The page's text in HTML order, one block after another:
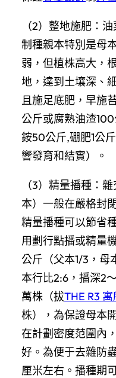
（2）整地施肥：
制種親本特別是母
弱，但植株高大，
地，達到土壤深、
且施足底肥，早施
公斤或腐熟油渣
銨50公斤,硼肥1公
響發育和結實）。
（3）精量播種：
本）一般在嚴格封
精量播種可以節省
用劃行點播或精量
公斤（父本1/3，母
本行比2:6，播深2
萬株（拔THE R3 寓
株），為保證母本
在計劃密度范圍內
好。為便于去雜防
厘米左右。播種期